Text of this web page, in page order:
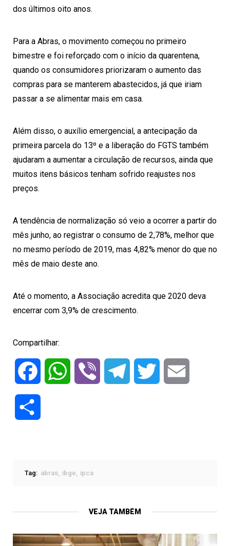
dos últimos oito anos.
Para a Abras, o movimento começou no primeiro
bimestre e foi reforçado com o início da quarentena,
quando os consumidores priorizaram o aumento das
compras para se manterem abastecidos, já que iriam
passar a se alimentar mais em casa.
Além disso, o auxílio emergencial, a antecipação da
primeira parcela do 13º e a liberação do FGTS também
ajudaram a aumentar a circulação de recursos, ainda que
muitos itens básicos tenham sofrido reajustes nos
preços.
A tendência de normalização só veio a ocorrer a partir do
mês junho, ao registrar o consumo de 2,78%, melhor que
no mesmo período de 2019, mas 4,82% menor do que no
mês de maio deste ano.
Até o momento, a Associação acredita que 2020 deva
encerrar com 3,9% de crescimento.
Compartilhar:
Facebook WhatsApp Viber Telegram Twitter
Tag: abras ibge ipca
VEJA TAMBÉM